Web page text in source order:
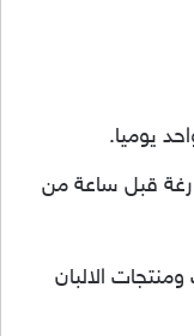
يوميا.
قبل ساعة من
الالبان